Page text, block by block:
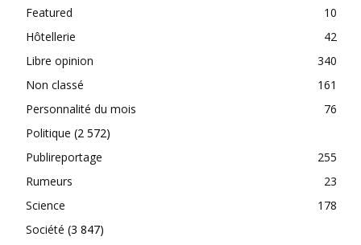
Featured
10
Hôtellerie
42
Libre opinion
340
Non classé
161
Personnalité du mois
76
Politique (2 572)
Publireportage
255
Rumeurs
23
Science
178
Société (3 847)